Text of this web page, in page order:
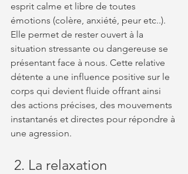
esprit calme et libre de toutes
émotions (colère, anxiété, peur etc..).
Elle permet de rester ouvert à la
situation stressante ou dangereuse se
présentant face à nous. Cette relative
détente a une influence positive sur le
corps qui devient fluide offrant ainsi
des actions précises, des mouvements
instantanés et directes pour répondre à
une agression.
2. La relaxation